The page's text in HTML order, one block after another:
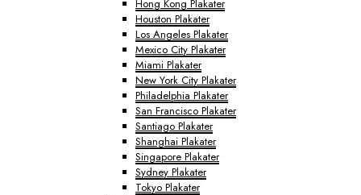
Hong Kong Plakater
Houston Plakater
Los Angeles Plakater
Mexico City Plakater
Miami Plakater
New York City Plakater
Philadelphia Plakater
San Francisco Plakater
Santiago Plakater
Shanghai Plakater
Singapore Plakater
Sydney Plakater
Tokyo Plakater